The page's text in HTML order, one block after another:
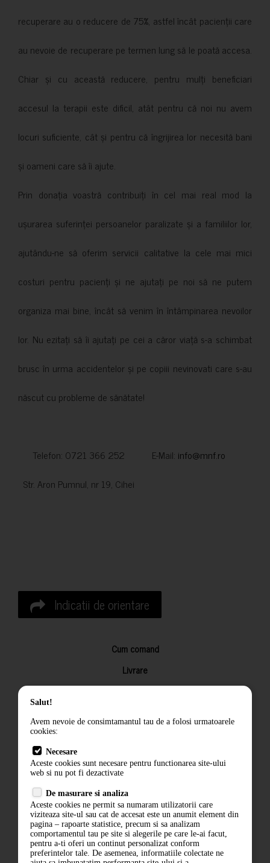
recuperare au o reducere de 75%, astfel încât pacienții care
au nevoie de recuperare pe termen lung să le poată accesa.
Chiar și cu această reducere, pentru mulți beneficiari
accesul la terapii este dificil, atât pentru că noi nu avem
locuri suficiente, cât și pentru că îngrijirea lor necesită bani
și oameni care să îi ajute.
Prin donația voastră contribuiți în cel mai real mod la
ușurarea suferinței persoanelor paralizate și a familiilor lor,
ajutându-ne să oferim servicii calitative la cele mai mici
costuri pentru pacienți și ne ajutați pe noi să ne putem
organiza mai bine, încât să venim în întâmpinarea nevoilor
lor. Nu ezitați să îi ajutați pe cei a căror viață s-a schimbat
brusc în urma accidentelor și pe copiii nevinovati care s-au
născut cu probleme de sănătate!
Telefon: 0721 366 252 E-Mail: info@mnf.ro
Str. Aron Pumnul, nr 19, Cihei
Indicatii de orientare
Cum comand
Livrare
Returnarea produselor
Termeni si conditii
Politica de confidentialitate
ANPC
Salut!
Avem nevoie de consimtamantul tau de a folosi urmatoarele
cookies:
Necesare
Aceste cookies sunt necesare pentru functionarea site-ului
web si nu pot fi dezactivate
De masurare si analiza
Aceste cookies ne permit sa numaram utilizatorii care
viziteaza site-ul sau cat de accesat este un anumit element din
pagina – rapoarte statistice, precum si sa analizam
comportamentul tau pe site si alegerile pe care le-ai facut,
pentru a-ti oferi un continut personalizat conform
preferintelor tale. De asemenea, informatiile colectate ne